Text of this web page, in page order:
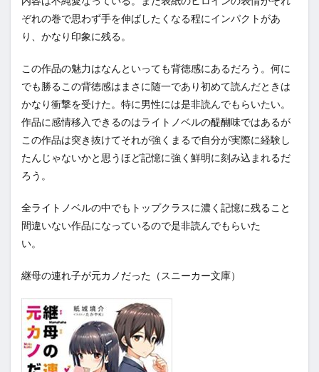
ぞれの巻で思わず手を伸ばしたくなる程にインパクトがあ
り、かなり印象に残る。
この作品の魅力はなんといっても背徳感にあるだろう。何に
でも勝るこの背徳感はまさに随一であり初めて読んだときは
かなり衝撃を受けた。特に男性には是非読んでもらいたい。
作品に感情移入できるのはライトノベルの醍醐味ではあるが
この作品は突き抜けてそれが強くまるで自分が実際に経験し
たんじゃないかと思うほど記憶に強く鮮明に刻み込まれるだ
ろう。
全ライトノベルの中でもトップクラスに濃く記憶に残ること
間違いない作品になっているので是非読んでもらいた
い。
継母の連れ子が元カノだった（スニーカー文庫）